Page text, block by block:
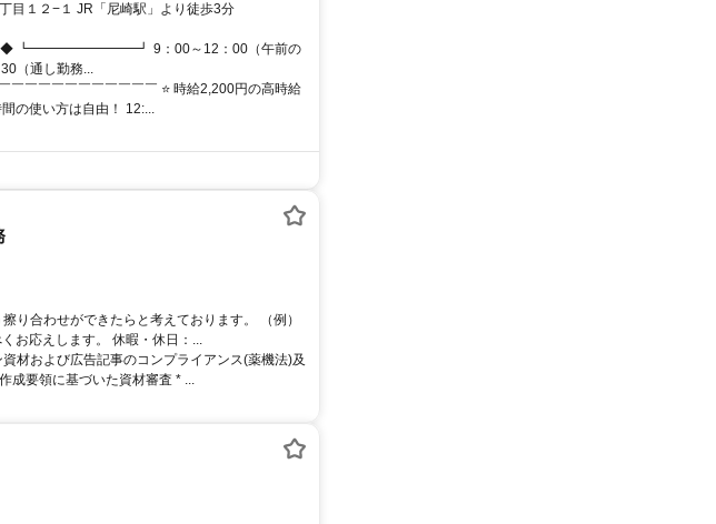
アクセス: バイク通勤、自転車通勤OK 兵庫県尼崎市潮江１丁目１２−１ JR「尼崎駅」より徒歩3分
┗━━━━━━━━┛ 9：00～12：00（午前の
（通し勤務...
￣￣￣￣￣￣￣￣￣￣￣ ⭐ 時給2,200円の高時給
の使い方は自由！ 12:...
り合わせができたらと考えております。 （例）
お応えします。 休暇・休日：...
材および広告記事のコンプライアンス(薬機法)及
成要領に基づいた資材審査 * ...